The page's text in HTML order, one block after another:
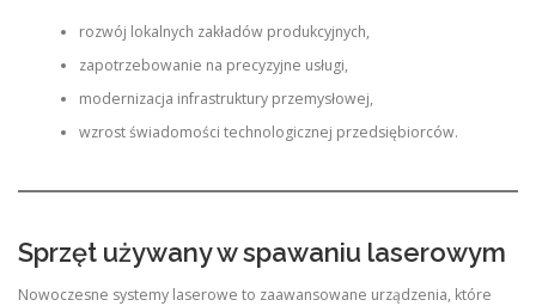
rozwój lokalnych zakładów produkcyjnych,
zapotrzebowanie na precyzyjne usługi,
modernizacja infrastruktury przemysłowej,
wzrost świadomości technologicznej przedsiębiorców.
Sprzęt używany w spawaniu laserowym
Nowoczesne systemy laserowe to zaawansowane urządzenia, które